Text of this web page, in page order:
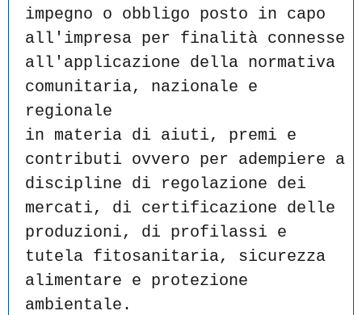
impegno o obbligo posto in capo
all'impresa per finalità connesse
all'applicazione della normativa
comunitaria, nazionale e
regionale
in materia di aiuti, premi e
contributi ovvero per adempiere a
discipline di regolazione dei
mercati, di certificazione delle
produzioni, di profilassi e
tutela fitosanitaria, sicurezza
alimentare e protezione
ambientale.